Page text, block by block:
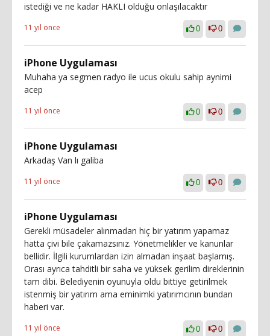
istediği ve ne kadar HAKLI olduğu onlaşılacaktır
11 yıl önce 0 0
iPhone Uygulaması
Muhaha ya segmen radyo ile ucus okulu sahip aynimi
acep
11 yıl önce 0 0
iPhone Uygulaması
Arkadaş Van lı galiba
11 yıl önce 0 0
iPhone Uygulaması
Gerekli müsadeler alınmadan hiç bir yatırım yapamaz
hatta çivi bile çakamazsınız. Yönetmelikler ve kanunlar
bellidir. İlgili kurumlardan izin almadan inşaat başlamış.
Orası ayrıca tahditli bir saha ve yüksek gerilim direklerinin
tam dibi. Belediyenin oyunuyla oldu bittiye getirilmek
istenmiş bir yatırım ama eminimki yatırımcının bundan
haberi var.
11 yıl önce 0 0